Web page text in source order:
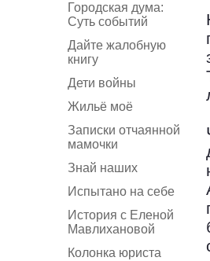
Городская дума:
Суть событий
Дайте жалобную
книгу
Дети войны
Жильё моё
Записки отчаянной
мамочки
Знай наших
Испытано на себе
История с Еленой
Мавлихановой
Колонка юриста